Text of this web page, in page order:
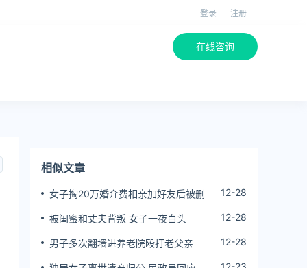
登录 注册
在线咨询
相似文章
女子掏20万婚介费相亲加好友后被删 12-28
被闺蜜和丈夫背叛 女子一夜白头 12-28
男子多次翻墙进养老院殴打老父亲 12-28